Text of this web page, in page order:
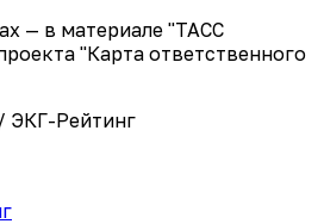
— в материале "ТАСС
"Карта ответственного
ЭКГ-Рейтинг